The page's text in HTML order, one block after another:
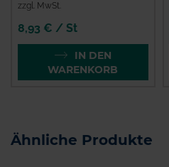
zzgl. MwSt.
8,93 € / St
IN DEN
WARENKORB
Ähnliche Produkte